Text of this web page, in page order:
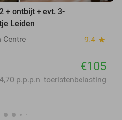
+ ontbijt + evt. 3-
Leiden
Centre
9.4 star
€105
p.p.p.n. toeristenbelasting